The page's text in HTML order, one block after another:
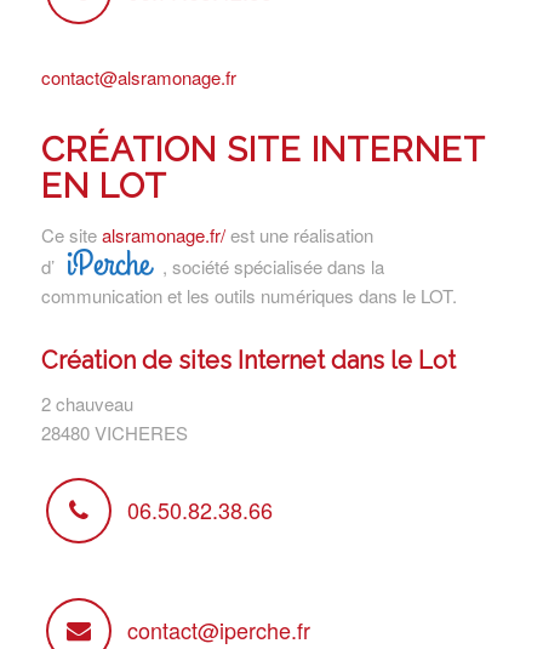
contact@alsramonage.fr
CRÉATION SITE INTERNET
EN LOT
Ce sitealsramonage.fr/est une réalisation
d’ iPerche , société spécialisée dans la
communication et les outils numériques dans le LOT.
Création de sites Internet dans le Lot
2 chauveau
28480 VICHERES
06.50.82.38.66
contact@iperche.fr